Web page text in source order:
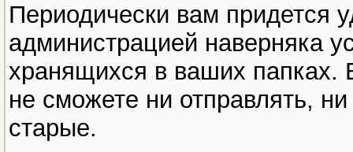
Периодически вам придется
администрацией наверняка
хранящихся в ваших папках.
не сможете ни отправлять,
старые.